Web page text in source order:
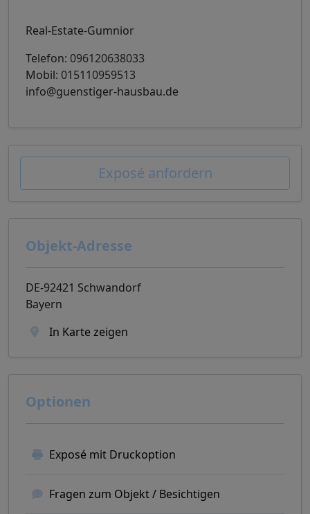
Real-Estate-Gumnior
Telefon: 096120638033
Mobil: 015110959513
info@guenstiger-hausbau.de
Exposé anfordern
Objekt-Adresse
DE-92421 Schwandorf
Bayern
In Karte zeigen
Optionen
Exposé mit Druckoption
Fragen zum Objekt / Besichtigen